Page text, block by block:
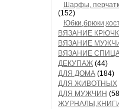
Шарфы,
(152)
ВЯЗАНИЕ
ВЯЗАНИЕ
ВЯЗАНИЕ
ДЕКУПАЖ (44)
ДЛЯ ДОМА (184)
ДЛЯ ЖИВОТНЫХ
ДЛЯ МУЖЧИН